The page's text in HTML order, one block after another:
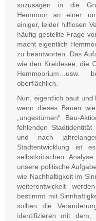
sozusagen in die
Hemmoor an einer
einiger, leider hilflosen
häufig gestellte Frage
macht eigentlich
zu beantworten. Das
wie den Kreidesee, die
oberflächlich.
Nun, eigentlich baut
wenn dieses Bauen
„ungestümen“ Bau-
fehlenden
und nach
Stadtentwicklung ist
selbstkritischen
unsere politische
wie Nachhaltigkeit im
weiterentwickelt
bestimmt mit
sollten die
identifizieren mit